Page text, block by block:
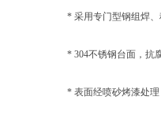
* 采用专门型钢组焊、
* 304不锈钢台面，抗
* 表面经喷砂烤漆处理